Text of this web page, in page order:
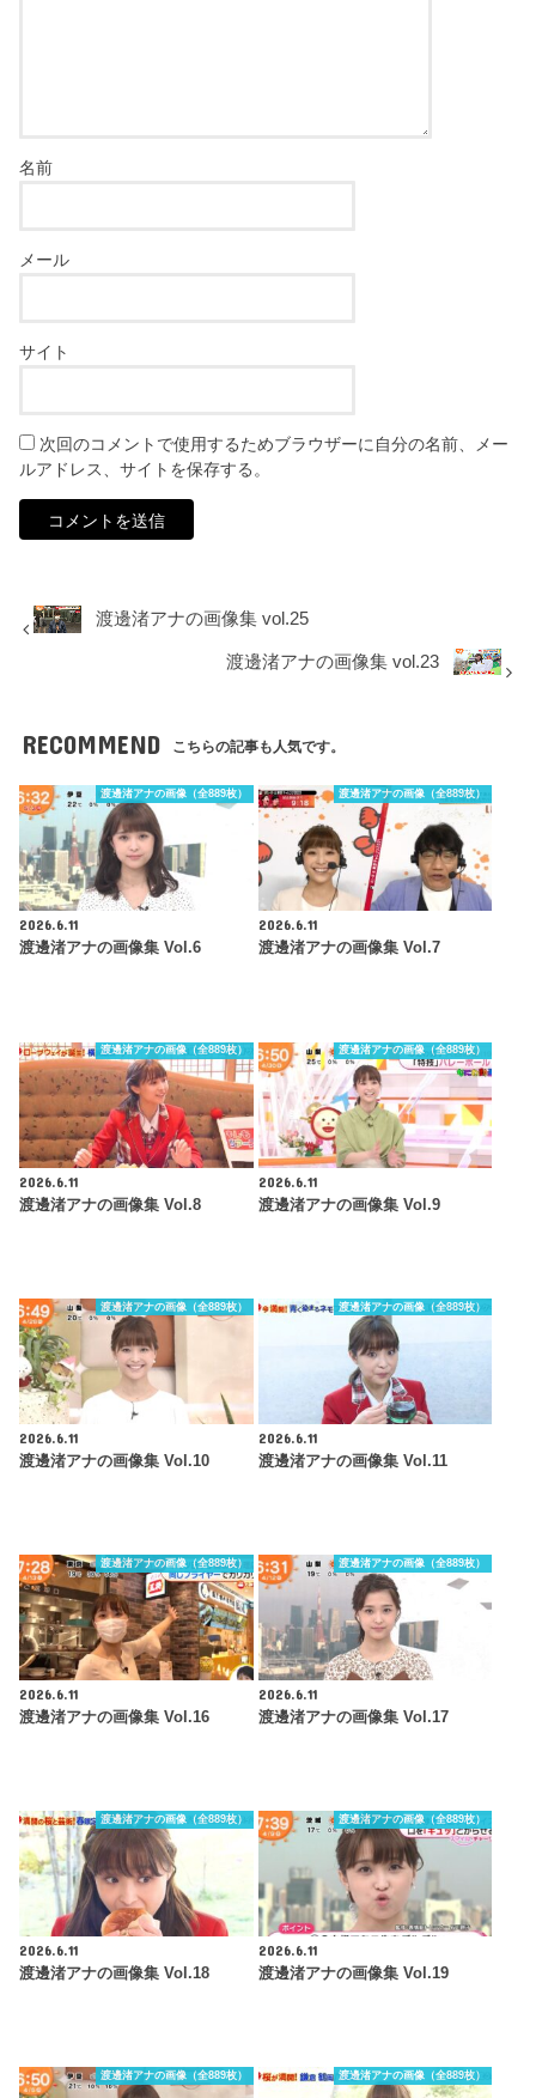
名前
メール
サイト
次回のコメントで使用するためブラウザーに自分の名前、メー
ルアドレス、サイトを保存する。
渡邊渚アナの画像集 vol.25
渡邊渚アナの画像集 vol.23
RECOMMEND こちらの記事も人気です。
渡邊渚アナの画像（全889枚）
2026.6.11
渡邊渚アナの画像集 Vol.6
渡邊渚アナの画像（全889枚）
2026.6.11
渡邊渚アナの画像集 Vol.7
渡邊渚アナの画像（全889枚）
2026.6.11
渡邊渚アナの画像集 Vol.8
渡邊渚アナの画像（全889枚）
2026.6.11
渡邊渚アナの画像集 Vol.9
渡邊渚アナの画像（全889枚）
2026.6.11
渡邊渚アナの画像集 Vol.10
渡邊渚アナの画像（全889枚）
2026.6.11
渡邊渚アナの画像集 Vol.11
渡邊渚アナの画像（全889枚）
2026.6.11
渡邊渚アナの画像集 Vol.16
渡邊渚アナの画像（全889枚）
2026.6.11
渡邊渚アナの画像集 Vol.17
渡邊渚アナの画像（全889枚）
2026.6.11
渡邊渚アナの画像集 Vol.18
渡邊渚アナの画像（全889枚）
2026.6.11
渡邊渚アナの画像集 Vol.19
渡邊渚アナの画像（全889枚） 渡邊渚アナの画像（全889枚）